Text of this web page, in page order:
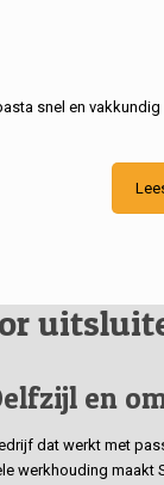
snel en
en
dat werkt met
werkhouding